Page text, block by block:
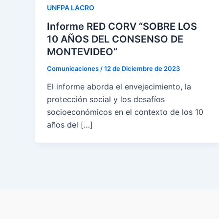
UNFPA LACRO
Informe RED CORV “SOBRE LOS
10 AÑOS DEL CONSENSO DE
MONTEVIDEO”
Comunicaciones /12 de Diciembre de 2023
El informe aborda el envejecimiento, la
protección social y los desafíos
socioeconómicos en el contexto de los 10
años del […]